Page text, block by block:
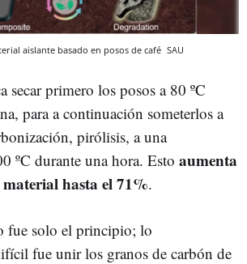
aislante basado en posos de café SAU
secar primero los posos a 80 ºC
para a continuación someterlos a
pirólisis, a una
ºC durante una hora. Esto aumenta
hasta el 71%.
fue solo el principio; lo
fue unir los granos de carbón de